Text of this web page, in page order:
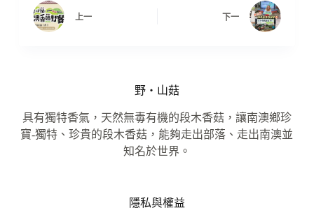
上一 下一
野‧山菇
具有獨特香氣，天然無毒有機的段木香菇，讓南澳鄉珍
寶-獨特、珍貴的段木香菇，能夠走出部落、走出南澳並
知名於世界。
隱私與權益